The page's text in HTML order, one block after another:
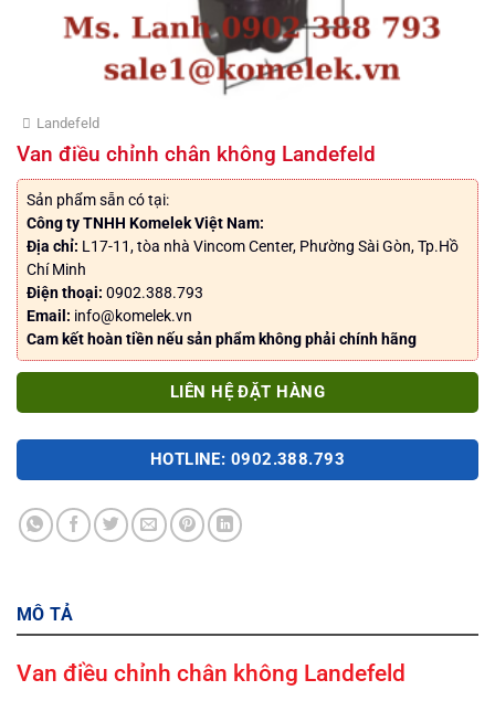
Landefeld
Van điều chỉnh chân không Landefeld
Sản phẩm sẵn có tại:
Công ty TNHH Komelek Việt Nam:
Địa chỉ: L17-11, tòa nhà Vincom Center, Phường Sài Gòn, Tp.Hồ
Chí Minh
Điện thoại: 0902.388.793
Email: info@komelek.vn
Cam kết hoàn tiền nếu sản phẩm không phải chính hãng
LIÊN HỆ ĐẶT HÀNG
HOTLINE: 0902.388.793
MÔ TẢ
Van điều chỉnh chân không Landefeld